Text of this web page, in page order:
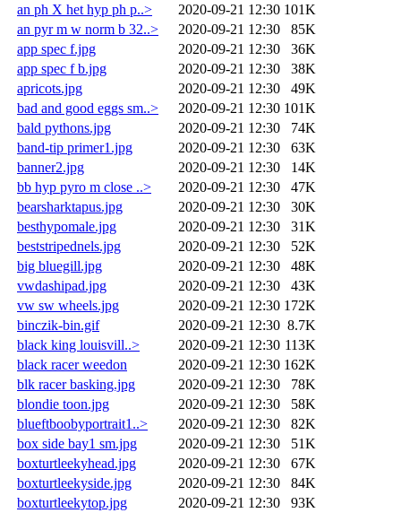
an ph X het hyp ph p..>
2020-09-21 12:30 101K
an pyr m w norm b 32..>
2020-09-21 12:30
85K
app spec f.jpg
2020-09-21 12:30
36K
app spec f b.jpg
2020-09-21 12:30
38K
apricots.jpg
2020-09-21 12:30
49K
bad and good eggs sm..>
2020-09-21 12:30 101K
bald pythons.jpg
2020-09-21 12:30
74K
band-tip primer1.jpg
2020-09-21 12:30
63K
banner2.jpg
2020-09-21 12:30
14K
bb hyp pyro m close ..>
2020-09-21 12:30
47K
bearsharktapus.jpg
2020-09-21 12:30
30K
besthypomale.jpg
2020-09-21 12:30
31K
beststripednels.jpg
2020-09-21 12:30
52K
big bluegill.jpg
2020-09-21 12:30
48K
vwdashipad.jpg
2020-09-21 12:30
43K
vw sw wheels.jpg
2020-09-21 12:30 172K
binczik-bin.gif
2020-09-21 12:30 8.7K
black king louisvill..>
2020-09-21 12:30 113K
black racer weedon
2020-09-21 12:30 162K
blk racer basking.jpg
2020-09-21 12:30
78K
blondie toon.jpg
2020-09-21 12:30
58K
blueftboobyportrait1..>
2020-09-21 12:30
82K
box side bay1 sm.jpg
2020-09-21 12:30
51K
boxturtleekyhead.jpg
2020-09-21 12:30
67K
boxturtleekyside.jpg
2020-09-21 12:30
84K
boxturtleekytop.jpg
2020-09-21 12:30
93K